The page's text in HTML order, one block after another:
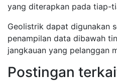
yang diterapkan pada tiap-
Geolistrik dapat digunakan
penampilan data dibawah
jangkauan yang pelanggan
Postingan